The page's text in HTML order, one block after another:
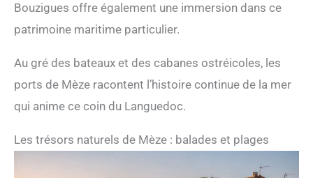
Bouzigues offre également une immersion dans ce
patrimoine maritime particulier.
Au gré des bateaux et des cabanes ostréicoles, les
ports de Mèze racontent l’histoire continue de la mer
qui anime ce coin du Languedoc.
Les trésors naturels de Mèze : balades et plages